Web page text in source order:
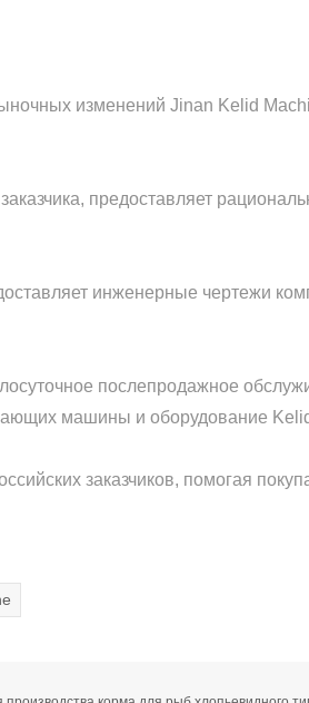
изменений Jinan Kelid
предоставляет
инженерные чертежи
послепродажное
машины и оборудование
заказчиков, помогая